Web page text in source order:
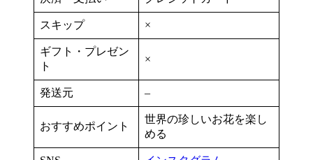
スキップ ×
ギフト・プレゼン
ト
×
発送元 –
おすすめポイント
世界の珍しいお花を楽し
める